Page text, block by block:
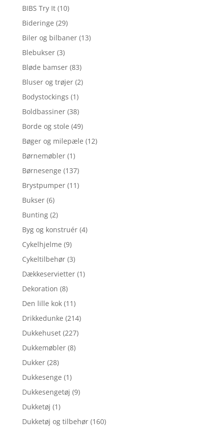
BIBS Try It (10)
Bideringe (29)
Biler og bilbaner (13)
Blebukser (3)
Bløde bamser (83)
Bluser og trøjer (2)
Bodystockings (1)
Boldbassiner (38)
Borde og stole (49)
Bøger og milepæle (12)
Børnemøbler (1)
Børnesenge (137)
Brystpumper (11)
Bukser (6)
Bunting (2)
Byg og konstruér (4)
Cykelhjelme (9)
Cykeltilbehør (3)
Dækkeservietter (1)
Dekoration (8)
Den lille kok (11)
Drikkedunke (214)
Dukkehuset (227)
Dukkemøbler (8)
Dukker (28)
Dukkesenge (1)
Dukkesengetøj (9)
Dukketøj (1)
Dukketøj og tilbehør (160)